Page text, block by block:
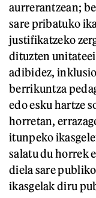
aurrerantzean;
sare pribatuko
justifikatzeko
dituzten
adibidez,
berrikuntza
edo esku hartze
horretan,
itunpeko
salatu du horrek
diela sare
ikasgelak diru